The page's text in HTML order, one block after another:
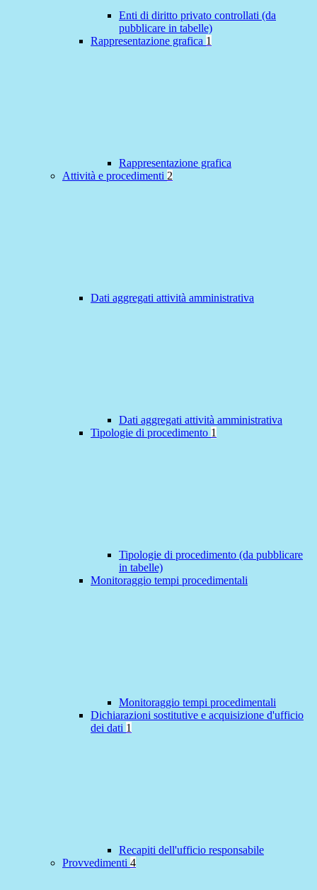
Enti di diritto privato controllati (da
pubblicare in tabelle)
Rappresentazione grafica 1
Rappresentazione grafica
Attività e procedimenti 2
Dati aggregati attività amministrativa
Dati aggregati attività amministrativa
Tipologie di procedimento 1
Tipologie di procedimento (da pubblicare
in tabelle)
Monitoraggio tempi procedimentali
Monitoraggio tempi procedimentali
Dichiarazioni sostitutive e acquisizione d'ufficio
dei dati 1
Recapiti dell'ufficio responsabile
Provvedimenti 4